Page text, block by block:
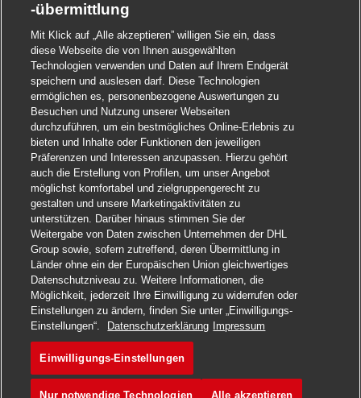
-übermittlung
Mit Klick auf „Alle akzeptieren” willigen Sie ein, dass
diese Webseite die von Ihnen ausgewählten
Technologien verwenden und Daten auf Ihrem Endgerät
speichern und auslesen darf. Diese Technologien
ermöglichen es, personenbezogene Auswertungen zu
Besuchen und Nutzung unserer Webseiten
durchzuführen, um ein bestmögliches Online-Erlebnis zu
bieten und Inhalte oder Funktionen den jeweiligen
Präferenzen und Interessen anzupassen. Hierzu gehört
auch die Erstellung von Profilen, um unser Angebot
möglichst komfortabel und zielgruppengerecht zu
gestalten und unsere Marketingaktivitäten zu
unterstützen. Darüber hinaus stimmen Sie der
Weitergabe von Daten zwischen Unternehmen der DHL
Group sowie, sofern zutreffend, deren Übermittlung in
Länder ohne ein der Europäischen Union gleichwertiges
Datenschutzniveau zu. Weitere Informationen, die
Möglichkeit, jederzeit Ihre Einwilligung zu widerrufen oder
Einstellungen zu ändern, finden Sie unter „Einwilligungs-
Einstellungen“.
Datenschutzerklärung Impressum
Einwilligungs-Einstellungen
Nur notwendige Technologien Alle akzeptieren